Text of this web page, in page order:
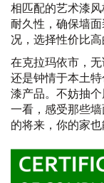
相匹配的艺术漆
耐久性，确保墙
况，选择性价比高
在克拉玛依市，
还是钟情于本土
漆产品。不妨抽
一看，感受那些
的将来，你的家